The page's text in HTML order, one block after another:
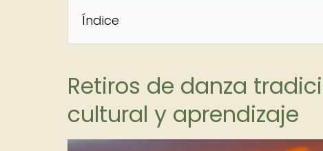
Índice
Retiros de danza
cultural y aprendizaje